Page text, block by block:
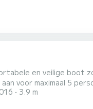
< br>Het wordt verhuurd
Het is uitgerust
vergunning).
3.9 m